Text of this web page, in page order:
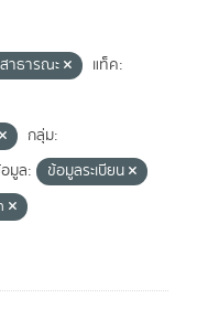
าธารณะ
แท็ค:
กลุ่ม:
มูล:
ข้อมูลระเบียน